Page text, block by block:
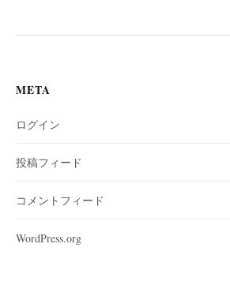
META
ログイン
投稿フィード
コメントフィード
WordPress.org